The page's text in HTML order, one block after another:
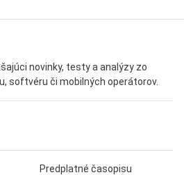
novinky, testy a analýzy zo
softvéru či mobilných operátorov.
Predplatné časopisu